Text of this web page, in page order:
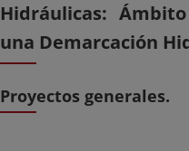
Hidráulicas:
una Demarcación
Proyectos generales.